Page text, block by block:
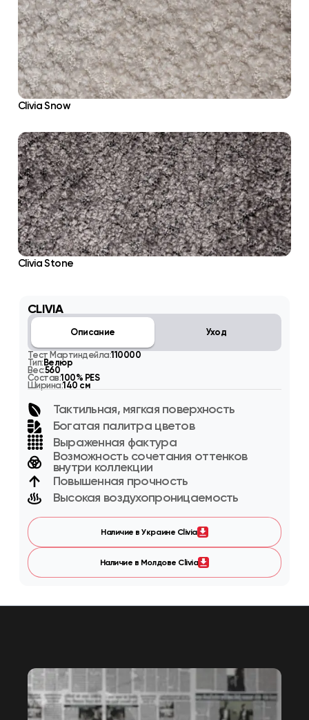
Clivia Snow
Clivia Stone
CLIVIA
Описание Уход
Тест Мартиндейла:110000
Тип:Велюр
Вес:560
Состав:100% PES
Ширина:140 см
Тактильная, мягкая поверхность
Богатая палитра цветов
Выраженная фактура
Возможность сочетания оттенков
внутри коллекции
Повышенная прочность
Высокая воздухопроницаемость
Наличие в Украине Clivia
Наличие в Молдове Clivia